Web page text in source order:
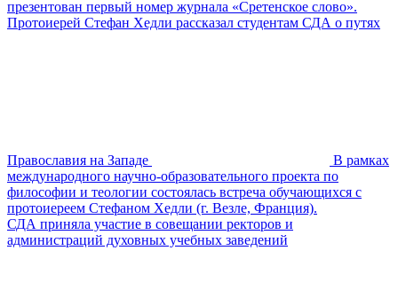
презентован первый номер журнала «Сретенское слово».
Протоиерей Стефан Хедли рассказал студентам СДА о путях
Православия на Западе
В рамках
международного научно-образовательного проекта по
философии и теологии состоялась встреча обучающихся с
протоиереем Стефаном Хедли (г. Везле, Франция).
СДА приняла участие в совещании ректоров и
администраций духовных учебных заведений